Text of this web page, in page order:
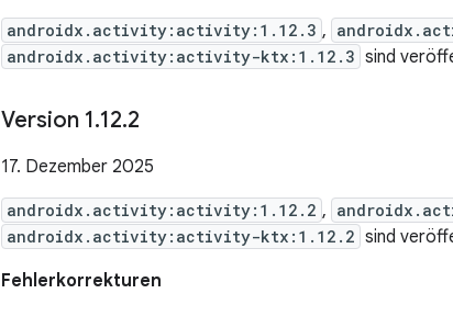
androidx.activity:activity:1.12.3 ,
androidx.activity:activity-ktx:1.12.3 sind
Version 1.12.2
17. Dezember 2025
androidx.activity:activity:1.12.2 ,
androidx.activity:activity-ktx:1.12.2 sind
Fehlerkorrekturen